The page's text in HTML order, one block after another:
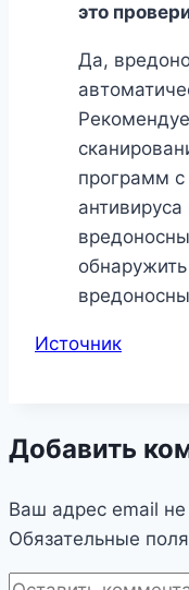
это
Да,
программ
Источник
Добавить
Ваш адрес email не
Обязательные